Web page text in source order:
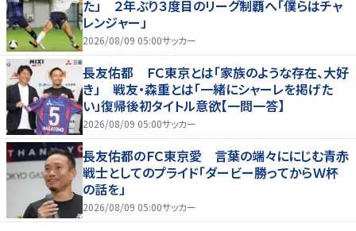
た」 ２年ぶり３度目のリーグ制覇へ「僕らはチャ
レンジャー」
2026/08/09 05:00サッカー
長友佑都 ＦＣ東京とは「家族のような存在、大好
き」 戦友・森重とは「一緒にシャーレを掲げた
い」復帰後初タイトル意欲【一問一答】
2026/08/09 05:00サッカー
長友佑都のＦＣ東京愛 言葉の端々ににじむ青赤
戦士としてのプライド「ダービー勝ってからＷ杯
の話を」
2026/08/09 05:00サッカー